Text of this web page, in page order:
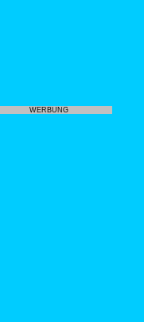
WERBUNG